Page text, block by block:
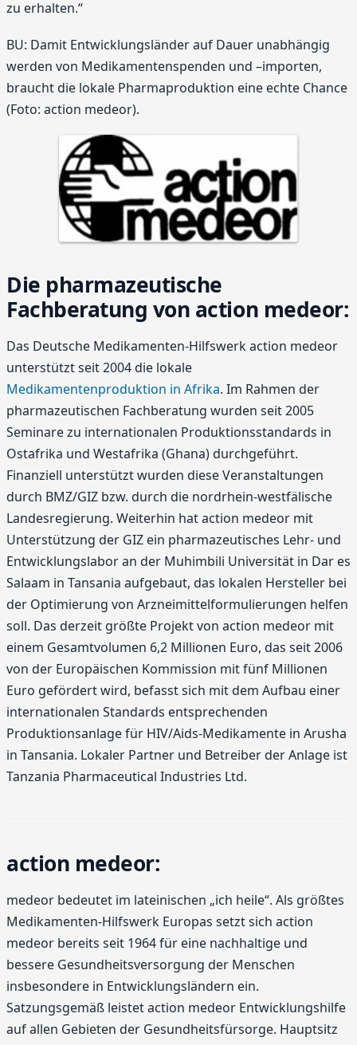
zu erhalten.“
BU: Damit Entwicklungsländer auf Dauer unabhängig
werden von Medikamentenspenden und –importen,
braucht die lokale Pharmaproduktion eine echte Chance
(Foto: action medeor).
Die pharmazeutische
Fachberatung von action medeor:
Das Deutsche Medikamenten-Hilfswerk action medeor
unterstützt seit 2004 die lokale
Medikamentenproduktion in Afrika. Im Rahmen der
pharmazeutischen Fachberatung wurden seit 2005
Seminare zu internationalen Produktionsstandards in
Ostafrika und Westafrika (Ghana) durchgeführt.
Finanziell unterstützt wurden diese Veranstaltungen
durch BMZ/GIZ bzw. durch die nordrhein-westfälische
Landesregierung. Weiterhin hat action medeor mit
Unterstützung der GIZ ein pharmazeutisches Lehr- und
Entwicklungslabor an der Muhimbili Universität in Dar es
Salaam in Tansania aufgebaut, das lokalen Hersteller bei
der Optimierung von Arzneimittelformulierungen helfen
soll. Das derzeit größte Projekt von action medeor mit
einem Gesamtvolumen 6,2 Millionen Euro, das seit 2006
von der Europäischen Kommission mit fünf Millionen
Euro gefördert wird, befasst sich mit dem Aufbau einer
internationalen Standards entsprechenden
Produktionsanlage für HIV/Aids-Medikamente in Arusha
in Tansania. Lokaler Partner und Betreiber der Anlage ist
Tanzania Pharmaceutical Industries Ltd.
action medeor:
medeor bedeutet im lateinischen „ich heile“. Als größtes
Medikamenten-Hilfswerk Europas setzt sich action
medeor bereits seit 1964 für eine nachhaltige und
bessere Gesundheitsversorgung der Menschen
insbesondere in Entwicklungsländern ein.
Satzungsgemäß leistet action medeor Entwicklungshilfe
auf allen Gebieten der Gesundheitsfürsorge. Hauptsitz